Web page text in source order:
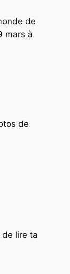
de
mars à
de
de lire ta